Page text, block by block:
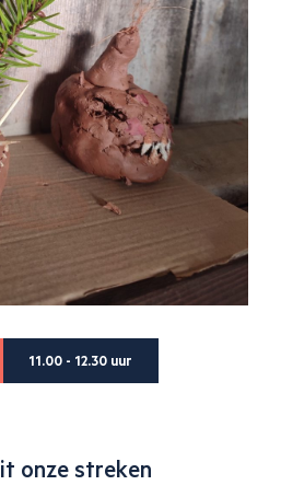
11.00 - 12.30 uur
onze streken